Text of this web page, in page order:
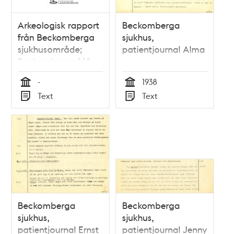
Arkeologisk rapport
från Beckomberga
sjukhusområde;
Beckomberga 1:18
Tid
-
Typ
Text
Beckomberga
sjukhus,
patientjournal Alma
Tid
1938
Typ
Text
Beckomberga
sjukhus,
patientjournal Ernst
Beckomberga
sjukhus,
patientjournal Jenny